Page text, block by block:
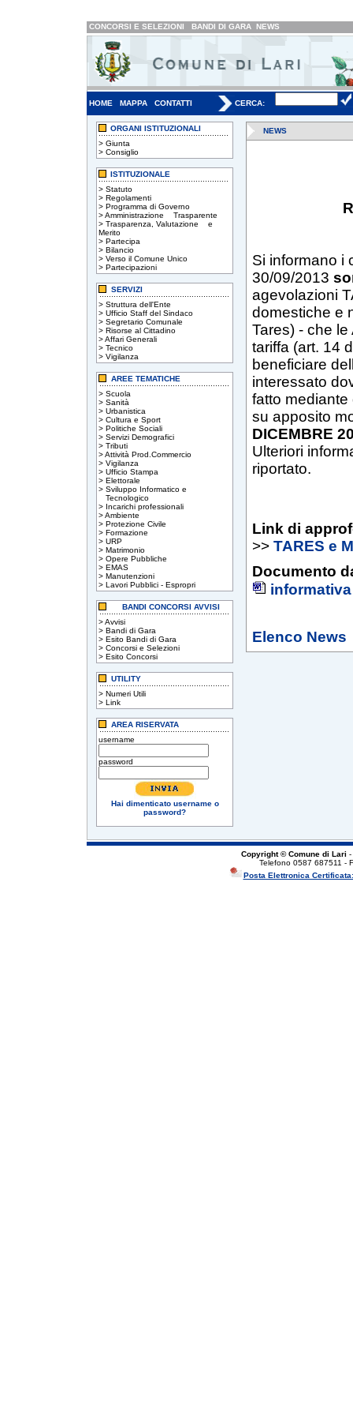
CONCORSI E SELEZIONI BANDI DI GARA NEWS
HOME MAPPA CONTATTI CERCA:
ORGANI ISTITUZIONALI
> Giunta
> Consiglio
ISTITUZIONALE
> Statuto
> Regolamenti
> Programma di Governo
>Amministrazione Trasparente
> Trasparenza, Valutazione e
Merito
> Partecipa
> Bilancio
> Verso il Comune Unico
> Partecipazioni
SERVIZI
> Struttura dell'Ente
> Ufficio Staff del Sindaco
> Segretario Comunale
> Risorse al Cittadino
>Affari Generali
> Tecnico
> Vigilanza
AREE TEMATICHE
> Scuola
> Sanità
> Urbanistica
> Cultura e Sport
> Politiche Sociali
> Servizi Demografici
> Tributi
>Attività Prod.Commercio
> Vigilanza
> Ufficio Stampa
> Elettorale
> Sviluppo Informatico e
Tecnologico
> Incarichi professionali
>Ambiente
> Protezione Civile
> Formazione
> URP
> Matrimonio
> Opere Pubbliche
> EMAS
> Manutenzioni
> Lavori Pubblici - Espropri
BANDI CONCORSI AVVISI
>Avvisi
> Bandi di Gara
> Esito Bandi di Gara
> Concorsi e Selezioni
> Esito Concorsi
UTILITY
> Numeri Utili
> Link
AREA RISERVATA
username
password
Hai dimenticato username o
password?
NEWS
Si informano i
30/09/2013
agevolazioni
domestiche e
Tares) - che
tariffa (art. 14
beneficiare
interessato
fatto
su apposito
DICEMBRE
Ulteriori
riportato.
Link di
>> TARES e
Documento
informativa
Elenco News
Copyright © Comune di Lari -
Telefono 0587 687511 -
Posta Elettronica Certificata: